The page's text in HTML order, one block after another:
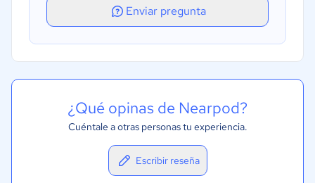
Enviar pregunta
¿Qué opinas de Nearpod?
Cuéntale a otras personas tu experiencia.
Escribir reseña